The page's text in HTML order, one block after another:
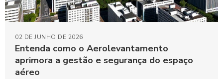
Entenda como o Aerolevantamento
aprimora a gestão e segurança do espaço
aéreo
02 DE JUNHO DE 2026